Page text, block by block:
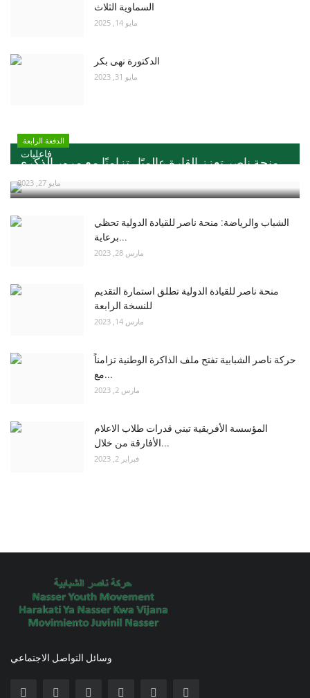
السماوية الثلاث
مايو 14, 2025
الدكتورة نهى بكر
مايو 31, 2023
فاعليات
الدفعة الرابعة
منحة ناصر تعزز القارة عالميًا ..تزامنًا مع مرور الذكري...
مايو 27, 2023
الشباب والرياضة: منحة ناصر للقيادة الدولية تحظي
برعاية...
مارس 28, 2023
منحة ناصر للقيادة الدولية تطلق استمارة التقديم
للنسخة الرابعة
مارس 14, 2023
حركة ناصر الشبابية تفتح ملف الذاكرة الوطنية تزامناً
مع...
مارس 2, 2023
المؤسسة الأفريقية تبني قدرات طلاب الاعلام
الأفارقة من خلال...
فبراير 2, 2023
وسائل التواصل الاجتماعي